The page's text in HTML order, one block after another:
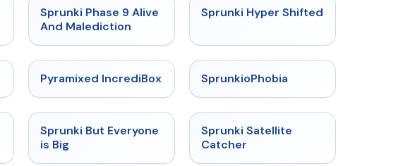
★ 4.4
Sprunki Phase 9 Alive
And Malediction
★ 4.5
Sprunki Hyper Shifted
★ 4.6
Pyramixed IncrediBox SprunkioPhobia
★ 4.5
Sprunki But Everyone
is Big
Sprunki Satellite
Catcher